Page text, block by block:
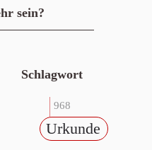
sein?
Schlagwort
968
Urkunde